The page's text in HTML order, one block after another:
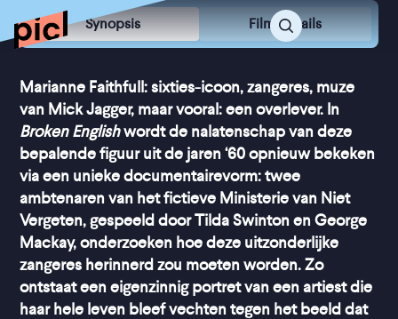
Synopsis Film Details
Marianne Faithfull: sixties-icoon, zangeres, muze
van Mick Jagger, maar vooral: een overlever. In
Broken Englishwordt de nalatenschap van deze
bepalende figuur uit de jaren ‘60 opnieuw bekeken
via een unieke documentairevorm: twee
ambtenaren van het fictieve Ministerie van Niet
Vergeten, gespeeld door Tilda Swinton en George
Mackay, onderzoeken hoe deze uitzonderlijke
zangeres herinnerd zou moeten worden. Zo
ontstaat een eigenzinnig portret van een artiest die
haar hele leven bleef vechten tegen het beeld dat